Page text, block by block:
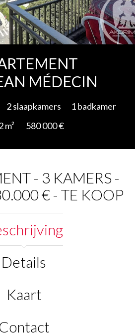
MÉDECIN
2 slaapkamers
1 badkamer
m²
580 000 €
- 3 KAMERS -
€ - TE KOOP
Details
Kaart